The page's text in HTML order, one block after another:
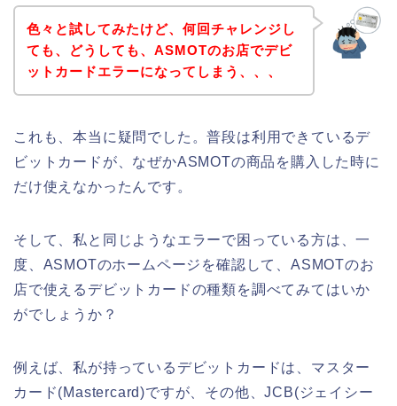
色々と試してみたけど、何回チャレンジし
ても、どうしても、ASMOTのお店でデビ
ットカードエラーになってしまう、、、
これも、本当に疑問でした。普段は利用できているデ
ビットカードが、なぜかASMOTの商品を購入した時に
だけ使えなかったんです。
そして、私と同じようなエラーで困っている方は、一
度、ASMOTのホームページを確認して、ASMOTのお
店で使えるデビットカードの種類を調べてみてはいか
がでしょうか？
例えば、私が持っているデビットカードは、マスター
カード(Mastercard)ですが、その他、JCB(ジェイシー